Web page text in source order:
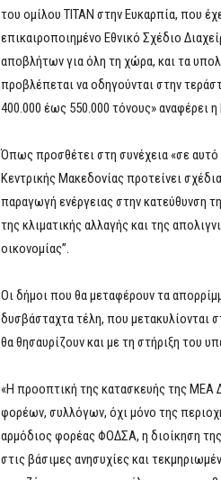
του ομίλου ΤΙΤΑΝ στην Ευκαρπία, που
επικαιροποιημένο Εθνικό Σχέδιο
αποβλήτων για όλη τη χώρα, και τα
προβλέπεται να οδηγούνται στην
400.000 έως 550.000 τόνους» αναφέρει
Όπως προσθέτει στη συνέχεια «σε
Κεντρικής Μακεδονίας προτείνει
παραγωγή ενέργειας στην κατεύθυνση
της κλιματικής αλλαγής και της
οικονομίας”.
Οι δήμοι που θα μεταφέρουν τα
δυσβάσταχτα τέλη, που μετακυλίονται
θα θησαυρίζουν και με τη στήριξη του
«Η προοπτική της κατασκευής της ΜΕΑ
φορέων, συλλόγων, όχι μόνο της
αρμόδιος φορέας ΦΟΔΣΑ, η διοίκηση
στις βάσιμες ανησυχίες και